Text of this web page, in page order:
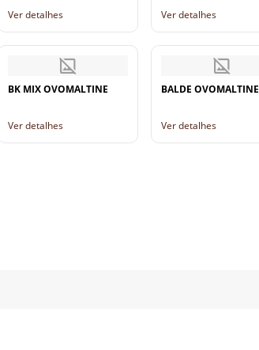
Ver detalhes
Ver detalhes
BK MIX OVOMALTINE
Ver detalhes
BALDE OVOMALTINE
Ver detalhes